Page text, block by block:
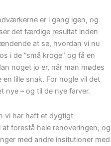
er i gang igen, og
det færdige resultat inden
at se, hvordan vi nu
i de ”små kroge” og få en
noget jo er, når man mødes
lille snak. For nogle vil det
nye – og til de nye farver.
vi har haft et dygtigt
forestå hele renoveringen, og
med andre insitutioner med